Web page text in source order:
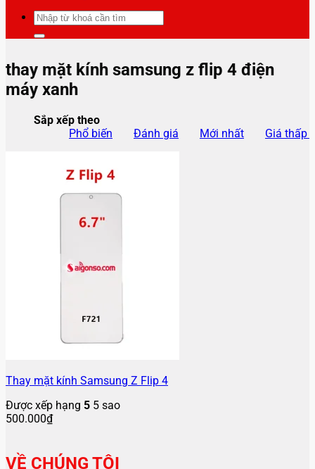
Tìm
kiếm:
thay mặt kính samsung z flip 4 điện
máy xanh
Sắp xếp theo
Phổ biến
Đánh giá Mới nhất Giá thấp
Thay mặt kính Samsung Z Flip 4
Được xếp hạng 5 5 sao
500.000₫
VỀ CHÚNG TÔI